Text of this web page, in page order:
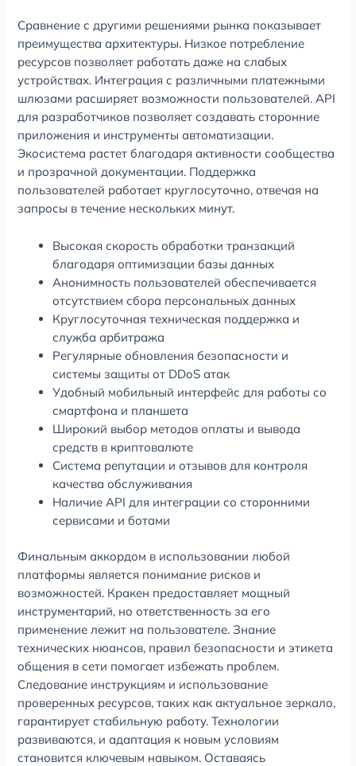
Сравнение с другими решениями рынка показывает
преимущества архитектуры. Низкое потребление
ресурсов позволяет работать даже на слабых
устройствах. Интеграция с различными платежными
шлюзами расширяет возможности пользователей. API
для разработчиков позволяет создавать сторонние
приложения и инструменты автоматизации.
Экосистема растет благодаря активности сообщества
и прозрачной документации. Поддержка
пользователей работает круглосуточно, отвечая на
запросы в течение нескольких минут.
Высокая скорость обработки транзакций
благодаря оптимизации базы данных
Анонимность пользователей обеспечивается
отсутствием сбора персональных данных
Круглосуточная техническая поддержка и
служба арбитража
Регулярные обновления безопасности и
системы защиты от DDoS атак
Удобный мобильный интерфейс для работы со
смартфона и планшета
Широкий выбор методов оплаты и вывода
средств в криптовалюте
Система репутации и отзывов для контроля
качества обслуживания
Наличие API для интеграции со сторонними
сервисами и ботами
Финальным аккордом в использовании любой
платформы является понимание рисков и
возможностей. Кракен предоставляет мощный
инструментарий, но ответственность за его
применение лежит на пользователе. Знание
технических нюансов, правил безопасности и этикета
общения в сети помогает избежать проблем.
Следование инструкциям и использование
проверенных ресурсов, таких как актуальное зеркало,
гарантирует стабильную работу. Технологии
развиваются, и адаптация к новым условиям
становится ключевым навыком. Оставаясь